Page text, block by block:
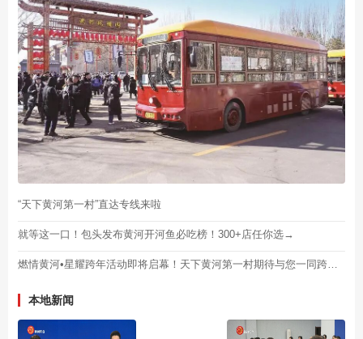
“天下黄河第一村”直达专线来啦
就等这一口！包头发布黄河开河鱼必吃榜！300+店任你选→
燃情黄河•星耀跨年活动即将启幕！天下黄河第一村期待与您一同跨年！
本地新闻